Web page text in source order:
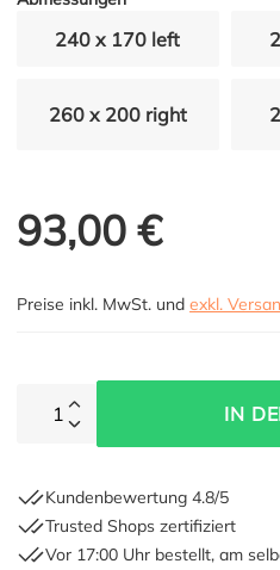
240 x 170 left
260 x 200 right
93,00 €
Preise inkl. MwSt. undexkl.
1 IN
Kundenbewertung 4.8/5
Trusted Shops zertifiziert
Vor 17:00 Uhr bestellt, am